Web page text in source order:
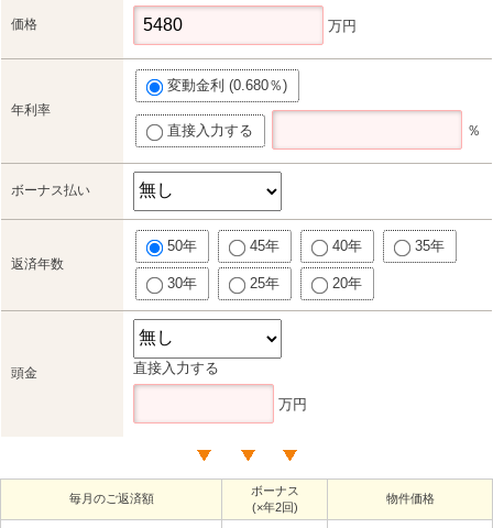
価格 万円
年利率
変動金利 (0.680％)
直接入力する ％
ボーナス払い
返済年数
50年 45年 40年 35年
30年 25年 20年
頭金 直接入力する
万円
毎月のご返済額
ボーナス
(×年2回)
物件価格